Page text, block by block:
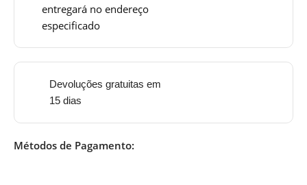
entregará no endereço
especificado
Devoluções gratuitas em
15 dias
Métodos de Pagamento: